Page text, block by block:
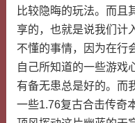
比较隐晦的玩法。而且
享的，也就是说我们计
不懂的事情，因为在行
自己所知道的一些游戏
有备无患总是好的。而
一些1.76复古合击传奇